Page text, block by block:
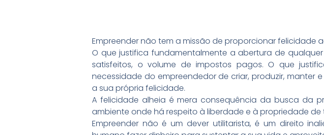
Empreender não tem a missão de proporcionar felicidade
O que justifica fundamentalmente a abertura de
satisfeitos, o volume de impostos pagos. O que
necessidade do empreendedor de criar, produzir, manter
a sua própria felicidade.
A felicidade alheia é mera consequência da busca da
ambiente onde há respeito à liberdade e à propriedade de
Empreender não é um dever utilitarista, é um direito